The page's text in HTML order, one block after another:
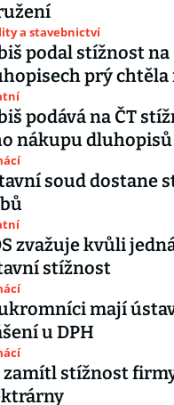
a stavebnictví
podal stížnost
prý
podává na ČT
nákupu dluhopisů
soud dostane
zvažuje kvůli
stížnost
mají
u DPH
zamítl stížnost